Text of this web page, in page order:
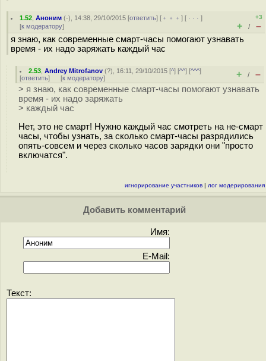
1.52 ,Аноним (-), 14:38, 29/10/2015 [ответить] [ ﹢﹢﹢] [ · · ·]
[к модератору]
+3
+ / –
я знаю, как современные смарт-часы помогают узнавать
время - их надо заряжать каждый час
2.53 ,Andrey Mitrofanov (?), 16:11, 29/10/2015 [^] [^^] [^^^]
[ответить] [к модератору] + / –
> я знаю, как современные смарт-часы помогают узнавать
время - их надо заряжать
> каждый час
Нет, это не смарт! Нужно каждый час смотреть на не-смарт
часы, чтобы узнать, за сколько смарт-часы разрядились
опять-совсем и через сколько часов зарядки они "просто
включатся".
игнорирование участников | лог модерирования
Добавить комментарий
Имя:
E-Mail:
Текст: